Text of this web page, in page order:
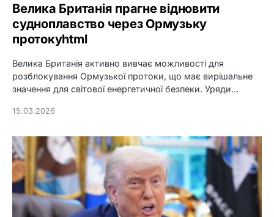
Велика Британія прагне відновити
судноплавство через Ормузьку
протокуhtml
Велика Британія активно вивчає можливості для
розблокування Ормузької протоки, що має вирішальне
значення для світової енергетичної безпеки. Уряди…
15.03.2026